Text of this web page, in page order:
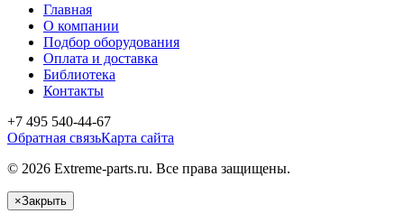
Главная
О компании
Подбор оборудования
Оплата и доставка
Библиотека
Контакты
+7 495 540-44-67
Обратная связьКарта сайта
© 2026 Extreme-parts.ru. Все права защищены.
×Закрыть